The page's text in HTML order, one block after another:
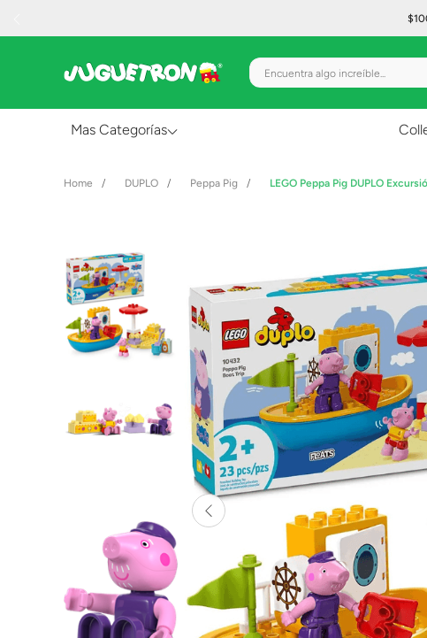
Encuentra algo increíble...
Mas Categorías
Creatividad y Arte
Figuras de Acción
Gadgets y Electrónicos
Juegos de Mesa
Lanzadores
Peluches
Vehículos y Pistas
DUPLO Peppa Pig LEGO Peppa Pig DUPLO